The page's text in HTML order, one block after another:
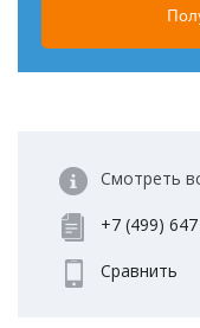
Смотреть
+7 (499)
Сравнить